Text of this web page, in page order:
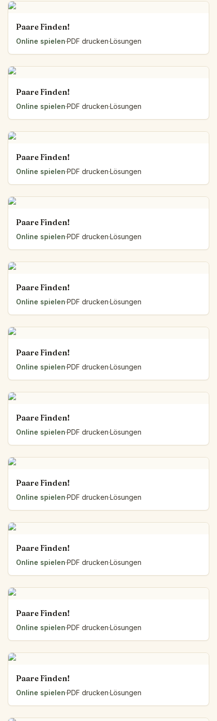
Paare Finden!
Online spielen·PDF drucken·Lösungen
Paare Finden!
Online spielen·PDF drucken·Lösungen
Paare Finden!
Online spielen·PDF drucken·Lösungen
Paare Finden!
Online spielen·PDF drucken·Lösungen
Paare Finden!
Online spielen·PDF drucken·Lösungen
Paare Finden!
Online spielen·PDF drucken·Lösungen
Paare Finden!
Online spielen·PDF drucken·Lösungen
Paare Finden!
Online spielen·PDF drucken·Lösungen
Paare Finden!
Online spielen·PDF drucken·Lösungen
Paare Finden!
Online spielen·PDF drucken·Lösungen
Paare Finden!
Online spielen·PDF drucken·Lösungen